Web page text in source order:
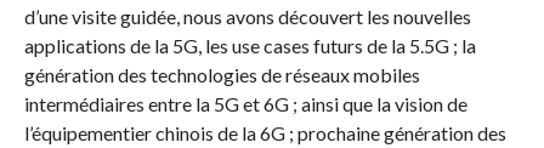
d’une visite guidée, nous avons découvert les nouvelles
applications de la 5G, les use cases futurs de la 5.5G ; la
génération des technologies de réseaux mobiles
intermédiaires entre la 5G et 6G ; ainsi que la vision de
l’équipementier chinois de la 6G ; prochaine génération des